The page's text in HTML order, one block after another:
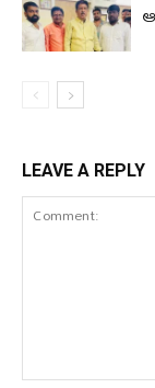
LEAVE A REPLY